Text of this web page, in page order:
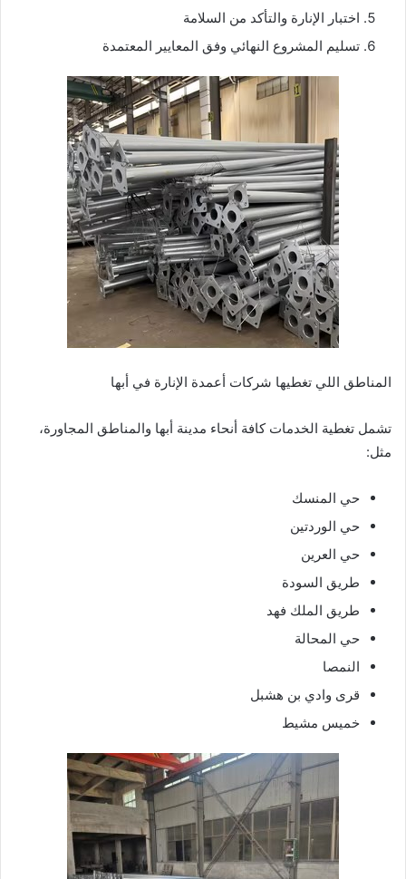
اختبار الإنارة والتأكد من السلامة
تسليم المشروع النهائي وفق المعايير المعتمدة
المناطق اللي تغطيها شركات أعمدة الإنارة في أبها
تشمل تغطية الخدمات كافة أنحاء مدينة أبها والمناطق المجاورة،
مثل:
حي المنسك
حي الوردتين
حي العرين
طريق السودة
طريق الملك فهد
حي المحالة
النمصا
قرى وادي بن هشبل
خميس مشيط